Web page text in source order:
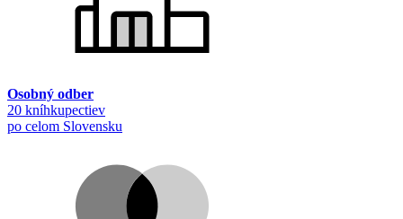
Osobný odber
20 kníhkupectiev
po celom Slovensku